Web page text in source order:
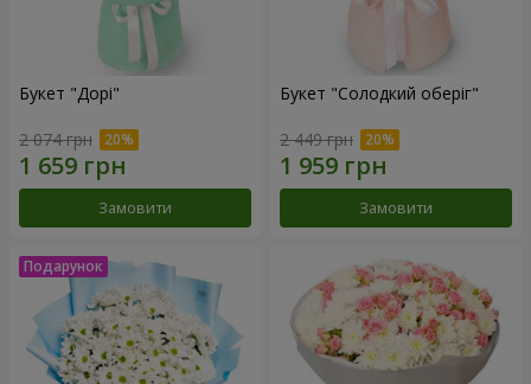
Букет "Дорі"
2 074 грн
Замовити
Букет "Солодкий оберіг"
2 449 грн
Замовити